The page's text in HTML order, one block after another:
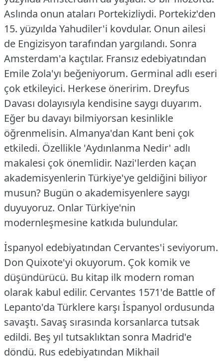
Aslında onun ataları Portekizliydi. Portekiz'den
15. yüzyılda Yahudiler'i kovdular. Onun ailesi
de Engizisyon tarafından yargılandı. Sonra
Amsterdam'a kaçtılar. Fransız edebiyatından
Emile Zola'yı beğeniyorum. Germinal adlı eseri
çok etkileyici. Herkese öneririm. Dreyfus
Davası dolayısıyla kendisine saygı duyarım.
Eğer bu davayı bilmiyorsan kesinlikle
öğrenmelisin. Almanya'dan Kant beni çok
etkiledi. Özellikle 'Aydınlanma Nedir' adlı
makalesi çok önemlidir. Nazi'lerden kaçan
akademisyenlerin Türkiye'ye geldiğini biliyor
musun? Bugün o akademisyenlere saygı
duyuyoruz. Onlar Türkiye'nin
modernleşmesine katkıda bulundular.
İspanyol edebiyatından Cervantes'i seviyorum.
Don Quixote'yi okuyorum. Çok komik ve
düşündürücü. Bu kitap ilk modern roman
olarak kabul edilir. Cervantes 1571'de Battle of
Lepanto'da Türklere karşı İspanyol ordusunda
savaştı. Savaş sırasında korsanlarca tutsak
edildi. Beş yıl tutsaklıktan sonra Madrid'e
döndü. Rus edebiyatından Mikhail